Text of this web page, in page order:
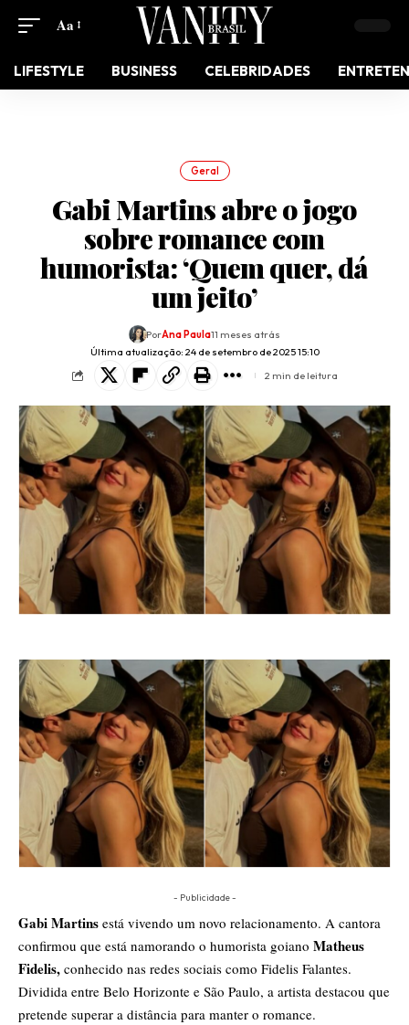
Aa
LIFESTYLE BUSINESS CELEBRIDADES
Geral
Gabi Martins abre o jogo
sobre romance com
humorista: ‘Quem quer, dá
um jeito’
Última atualização: 24 de setembro de 2025 15:10
PorAna Paula11 meses atrás
2 min de leitura
- Publicidade -
Gabi Martins está vivendo um novo relacionamento. A cantora
confirmou que está namorando o humorista goiano Matheus
Fidelis, conhecido nas redes sociais como Fidelis Falantes.
Dividida entre Belo Horizonte e São Paulo, a artista destacou que
pretende superar a distância para manter o romance.